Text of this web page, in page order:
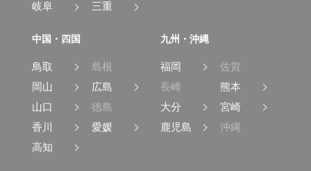
岐阜
三重
中国・四国
鳥取
島根
岡山
広島
山口
徳島
香川
愛媛
高知
九州・沖縄
福岡
佐賀
長崎
熊本
大分
宮崎
鹿児島
沖縄